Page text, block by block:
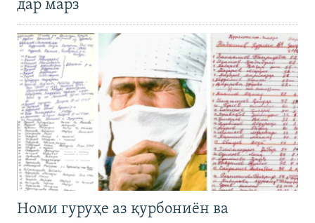
дар марз
Номи гуруҳе аз қурбониён ва